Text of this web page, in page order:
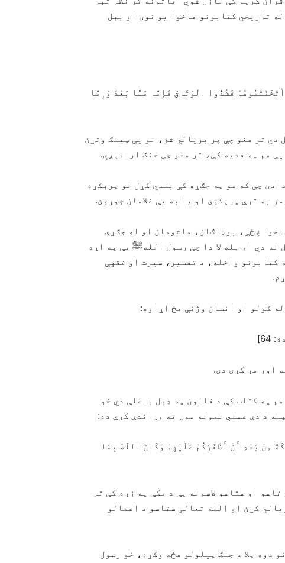
تاریخي کتابونو هاخوا یو نوی او بېل
فَشُدُّوا الْوَثَاقَ فَإِمَّا مَنًّا بَعْدُ وَإِمَّا
دي تر هغو چې پر بریالي شئ، نو یې ټینګ وتړئ
هم په فدیه کې، تر هغو چې جنګ ارامېږي.
چې که مو په جګړه کې بندي کړل نو پرېکړه
به ترې پرېکوئ او یا به يې غلامان جوړوئ.
ښځې، بوډاګان، ماشومان او له جګړې
دي او بله لا دا چې رسول اللهﷺ يې په اړه
کتابونو واخله، د تفسیر، سیرت او فقهې
کولو او انسان وژنې مخ اړاوه:
اور مړ کړی دی.
په کتاب کې د قانون په ډول راغلې دي خو
د دې عملي نمونه موږ ته وړاندې کړې ده:
مِنْ بَعْدِ أَنْ أَظْفَرَكُمْ عَلَيْهِمْ وَكَانَ اللَّهُ بِمَا
او ستاسو لاسونه يې د مکې په زړه کې تر
کړئ او الله تعالی ستاسو د اعمالو
دوه پلا د جنګ پيلولو هڅه وکړه، خو رسول